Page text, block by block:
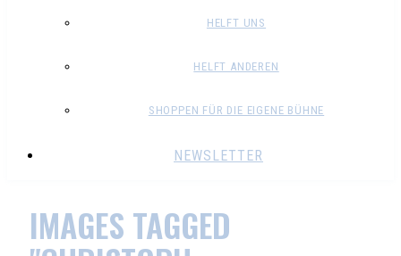
HELFT UNS
HELFT ANDEREN
SHOPPEN FÜR DIE EIGENE BÜHNE
NEWSLETTER
IMAGES TAGGED